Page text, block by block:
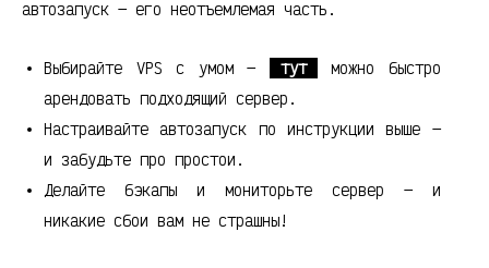
автозапуск — его неотъемлемая часть.
Выбирайте VPS с умом — тут
можно быстро
арендовать подходящий сервер.
Настраивайте автозапуск по инструкции выше —
и забудьте про простои.
Делайте бэкапы и мониторьте сервер — и
никакие сбои вам не страшны!